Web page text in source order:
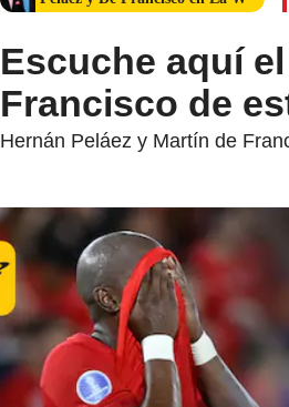
Escuche aquí
Francisco de
Hernán Peláez y Martín de